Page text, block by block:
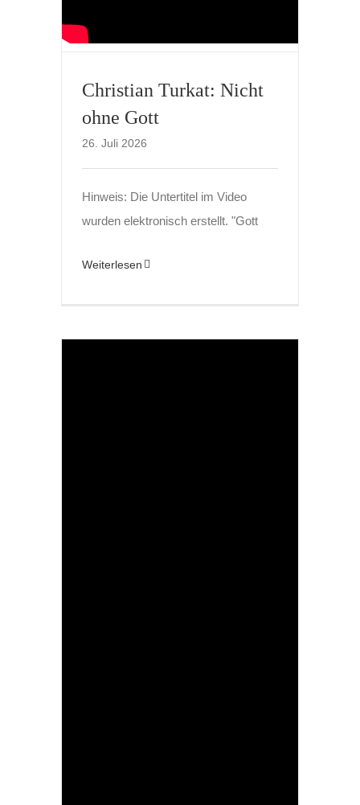
Christian Turkat: Nicht
ohne Gott
26. Juli 2026
Hinweis: Die Untertitel im Video
wurden elektronisch erstellt. "Gott
Weiterlesen